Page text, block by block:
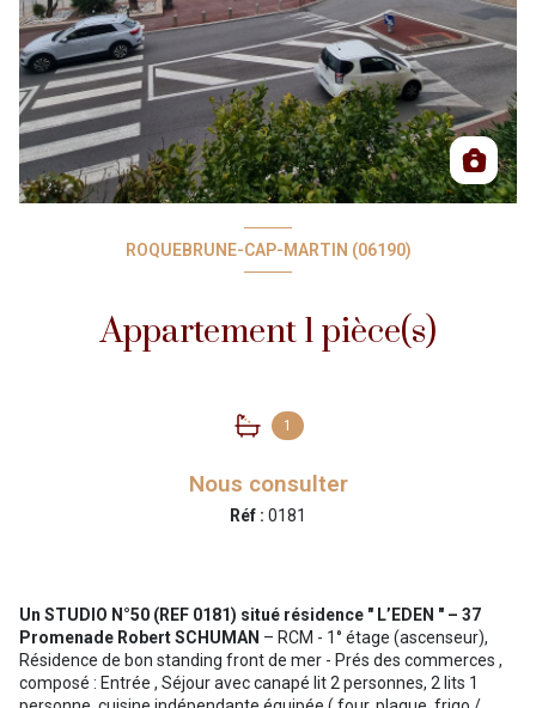
ROQUEBRUNE-CAP-MARTIN (06190)
Appartement 1 pièce(s)
1
Nous consulter
Réf : 0181
Un STUDIO N°50 (REF 0181) situé résidence " L’EDEN " – 37
Promenade Robert SCHUMAN – RCM - 1° étage (ascenseur),
Résidence de bon standing front de mer - Prés des commerces ,
composé : Entrée , Séjour avec canapé lit 2 personnes, 2 lits 1